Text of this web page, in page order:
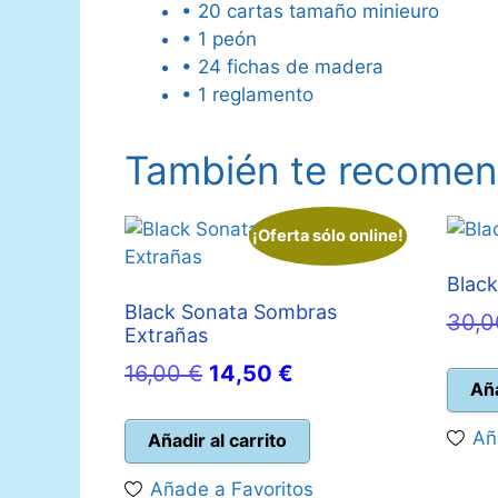
• 20 cartas tamaño minieuro
• 1 peón
• 24 fichas de madera
• 1 reglamento
También te
¡Oferta sólo online!
Black Sonata Sombras
Extrañas
16,00€ El
original
era:
14,50 €
es:
Añadir al carrito
Añade a Favoritos